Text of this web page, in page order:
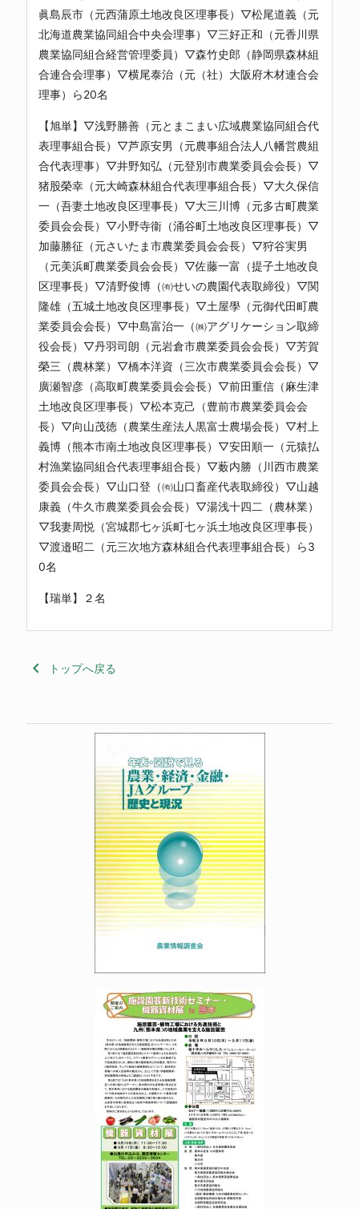
眞島辰市（元西蒲原土地改良区理事長）▽松尾道義（元
北海道農業協同組合中央会理事）▽三好正和（元香川県
農業協同組合経営管理委員）▽森竹史郎（静岡県森林組
合連合会理事）▽横尾泰治（元（社）大阪府木材連合会
理事）ら20名
【旭単】▽浅野勝善（元とまこまい広域農業協同組合代
表理事組合長）▽芦原安男（元農事組合法人八幡営農組
合代表理事）▽井野知弘（元登別市農業委員会会長）▽
猪股榮幸（元大崎森林組合代表理事組合長）▽大久保信
一（吾妻土地改良区理事長）▽大三川博（元多古町農業
委員会会長）▽小野寺衞（涌谷町土地改良区理事長）▽
加藤勝征（元さいたま市農業委員会会長）▽狩谷実男
（元美浜町農業委員会会長）▽佐藤一富（提子土地改良
区理事長）▽清野俊博（㈲せいの農園代表取締役）▽関
隆雄（五城土地改良区理事長）▽土屋學（元御代田町農
業委員会会長）▽中島富治一（㈱アグリケーション取締
役会長）▽丹羽司朗（元岩倉市農業委員会会長）▽芳賀
榮三（農林業）▽橋本洋資（三次市農業委員会会長）▽
廣瀬智彦（高取町農業委員会会長）▽前田重信（麻生津
土地改良区理事長）▽松本克己（豊前市農業委員会会
長）▽向山茂徳（農業生産法人黒富士農場会長）▽村上
義博（熊本市南土地改良区理事長）▽安田順一（元猿払
村漁業協同組合代表理事組合長）▽薮内勝（川西市農業
委員会会長）▽山口登（㈲山口畜産代表取締役）▽山越
康義（牛久市農業委員会会長）▽湯浅十四二（農林業）
▽我妻周悦（宮城郡七ヶ浜町七ヶ浜土地改良区理事長）
▽渡邉昭二（元三次地方森林組合代表理事組合長）ら3
0名
【瑞単】２名
keyboard_arrow_left トップへ戻る